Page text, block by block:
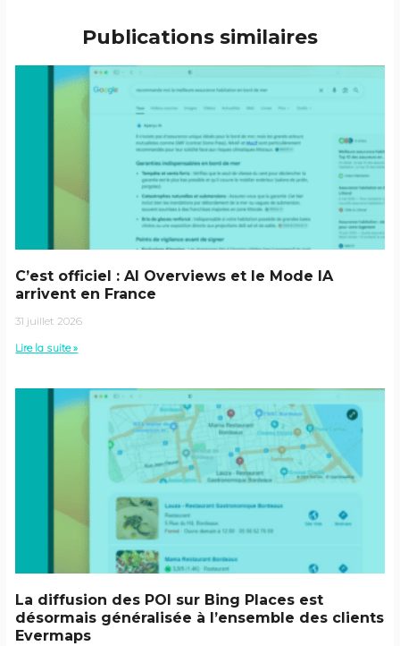
Publications similaires
C’est officiel : AI Overviews et le Mode IA
arrivent en France
31 juillet 2026
Lire la suite »
La diffusion des POI sur Bing Places est
désormais généralisée à l’ensemble des clients
Evermaps